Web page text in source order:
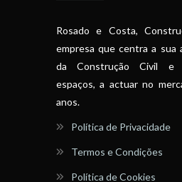
Rosado e Costa,
empresa que centra a sua
da Construção Civil e
espaços, a actuar no
anos.
Política de Privacidade
Termos e Condições
Política de Cookies